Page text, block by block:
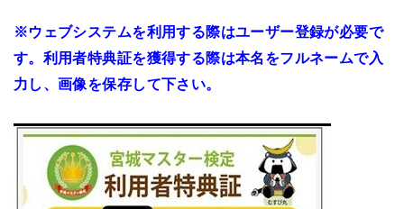
※ウェブシステムを利用する際はユーザー登録が必要で
す。利用者特典証を獲得する際は本名をフルネームで入
力し、画像を保存して下さい。